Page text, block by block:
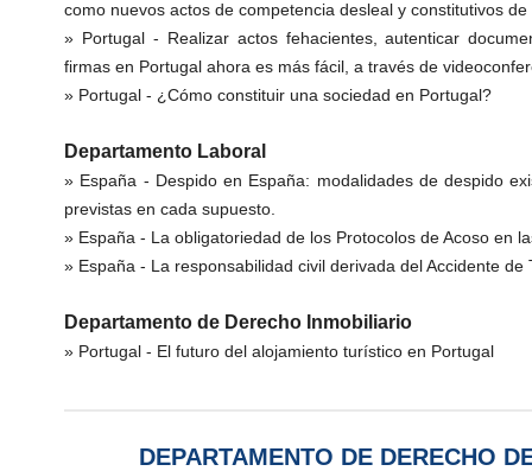
como nuevos actos de competencia desleal y constitutivos
» Portugal - Realizar actos fehacientes, autenticar
firmas en Portugal ahora es más fácil, a través de
» Portugal - ¿Cómo constituir una sociedad en Portugal?
Departamento Laboral
» España - Despido en España: modalidades de despido
previstas en cada supuesto.
» España - La obligatoriedad de los Protocolos de Acoso en
» España - La responsabilidad civil derivada del Accidente de
Departamento de Derecho Inmobiliario
» Portugal - El futuro del alojamiento turístico en Portugal
DEPARTAMENTO DE DERECHO